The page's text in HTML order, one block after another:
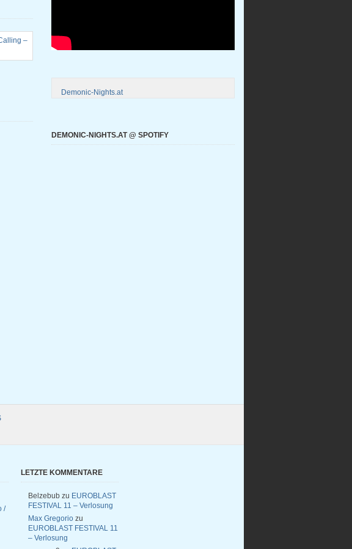
Demonic-Nights.at
DEMONIC-NIGHTS.AT @ SPOTIFY
/
LETZTE KOMMENTARE
Belzebub zu EUROBLAST
FESTIVAL 11 – Verlosung
Max Gregorio zu
EUROBLAST FESTIVAL 11
– Verlosung